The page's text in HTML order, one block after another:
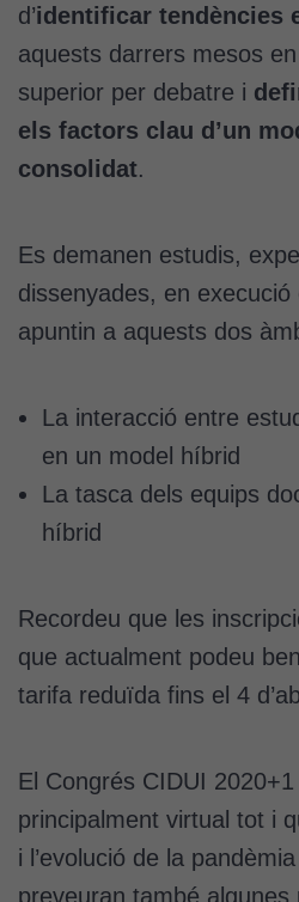
d’identificar tendències
aquests darrers mesos en
superior per debatre i
els factors clau d’un
consolidat.
Es demanen estudis,
dissenyades, en
apuntin a aquests dos
La interacció entre
en un model híbrid
La tasca dels equips
híbrid
Recordeu que les
que actualment podeu
tarifa reduïda fins el 4
El Congrés CIDUI
principalment virtual tot i
i l’evolució de la
preveuran també